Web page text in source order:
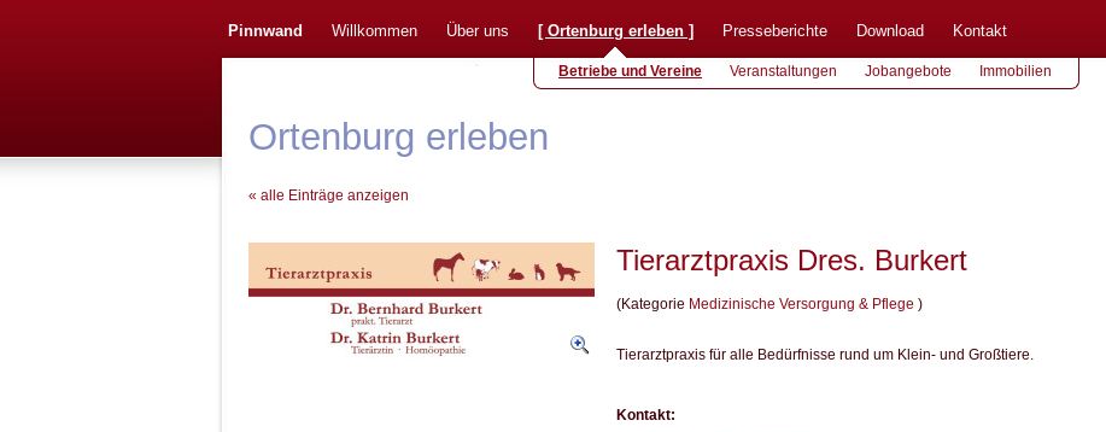
Pinnwand Willkommen Über uns [ Ortenburg erleben ] Presseberichte Download Kontakt
Betriebe und Vereine Veranstaltungen Jobangebote Immobilien
Ortenburg erleben
« alle Einträge anzeigen
Tierarztpraxis Dres. Burkert
(Kategorie Medizinische Versorgung & Pflege )
Tierarztpraxis für alle Bedürfnisse rund um Klein- und Großtiere.
Kontakt: